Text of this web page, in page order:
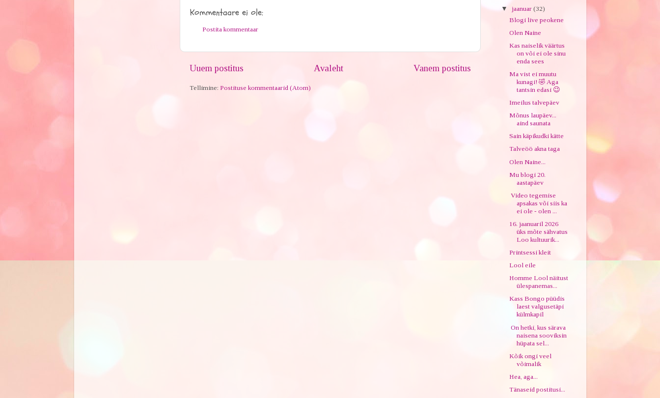
Kommentaare ei ole:
Postita kommentaar
Uuem postitus Vanem postitus
Avaleht
Tellimine: Postituse kommentaarid (Atom)
▼ jaanuar (32)
Blogi live peokene
Olen Naine
Kas naiselik väärtus
on või ei ole sinu
enda sees
Ma vist ei muutu
kunagi! 🤣 Aga
tantsin edasi 😉
Imeilus talvepäev
Mõnus laupäev...
aind saunata
Sain käpikudki kätte
Talveöö akna taga
Olen Naine...
Mu blogi 20.
aastapäev
Video tegemise
apsakas või siis ka
ei ole - olen ...
16. jaanuaril 2026
üks mõte sähvatus
Loo kultuurik...
Printsessi kleit
Lool eile
Homme Lool näitust
ülespanemas...
Kass Bongo püüdis
laest valgusetäpi
külmkapil
On hetki, kus särava
naisena sooviksin
hüpata sel...
Kõik ongi veel
võimalik
Hea, aga...
Tänaseid postitusi...